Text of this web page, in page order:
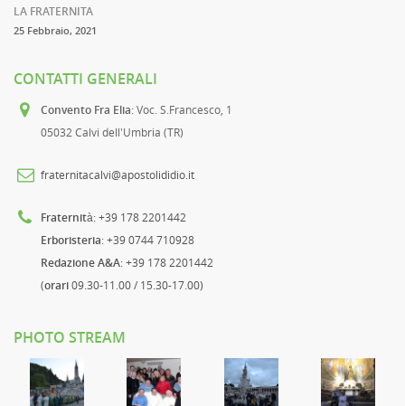
LA FRATERNITA
25 Febbraio, 2021
CONTATTI GENERALI
Convento Fra Elia: Voc. S.Francesco, 1
05032 Calvi dell'Umbria (TR)
fraternitacalvi@apostolididio.it
Fraternità: +39 178 2201442
Erboristeria: +39 0744 710928
Redazione A&A: +39 178 2201442
(orari09.30-11.00 / 15.30-17.00)
PHOTO STREAM